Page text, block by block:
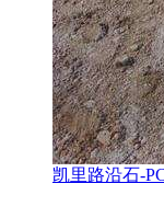
凯里路沿石-